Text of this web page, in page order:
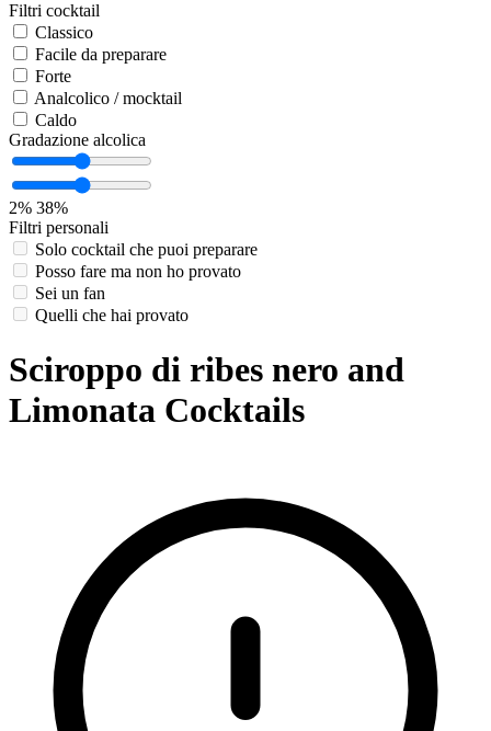
Filtri cocktail
Classico
Facile da preparare
Forte
Analcolico / mocktail
Caldo
Gradazione alcolica
2% 38%
Filtri personali
Solo cocktail che puoi preparare
Posso fare ma non ho provato
Sei un fan
Quelli che hai provato
Sciroppo di ribes nero and
Limonata Cocktails